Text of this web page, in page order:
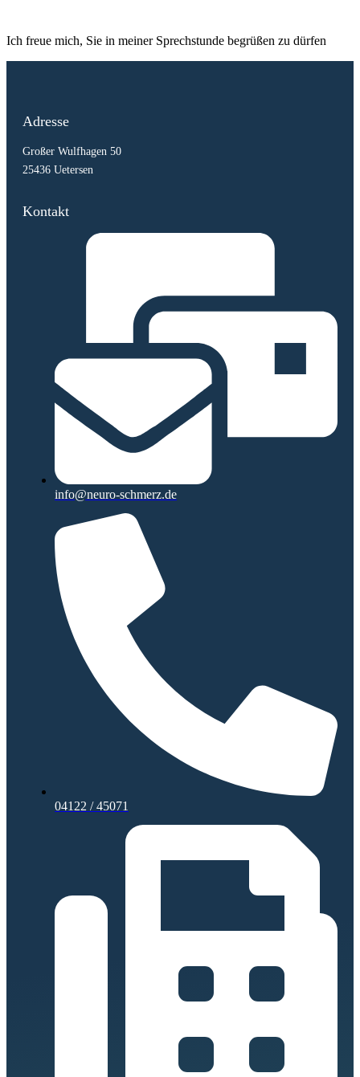
Ich freue mich, Sie in meiner Sprechstunde begrüßen zu dürfen
Adresse
Großer Wulfhagen 50
25436 Uetersen
Kontakt
info@neuro-schmerz.de
04122 / 45071